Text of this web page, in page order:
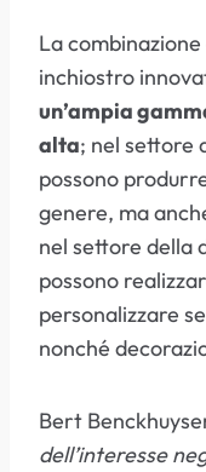
La
inchiostro
un’ampia
alta; nel settore
possono
genere, ma
nel settore della
possono
personalizzare
nonché
Bert
dell’interesse